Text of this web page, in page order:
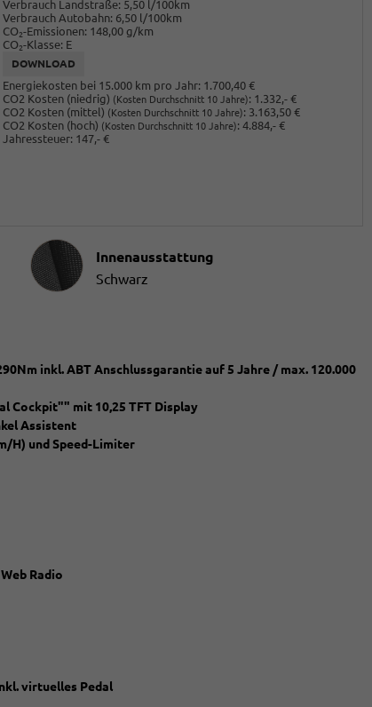
Verbrauch Landstraße: 5,50 l/100km
Verbrauch Autobahn: 6,50 l/100km
CO2-Emissionen: 148,00 g/km
CO2-Klasse: E
DOWNLOAD
Energiekosten bei 15.000 km pro Jahr: 1.700,40 €
CO2 Kosten (niedrig) (Kosten Durchschnitt 10 Jahre): 1.332,- €
CO2 Kosten (mittel) (Kosten Durchschnitt 10 Jahre): 3.163,50 €
CO2 Kosten (hoch) (Kosten Durchschnitt 10 Jahre): 4.884,- €
Jahressteuer: 147,- €
Innenausstattung
Innenausstattung
Schwarz
inkl. ABT Anschlussgarantie auf 5 Jahre / max. 120.000
Cockpit"" mit 10,25 TFT Display
Assistent
H) und Speed-Limiter
Radio
virtuelles Pedal